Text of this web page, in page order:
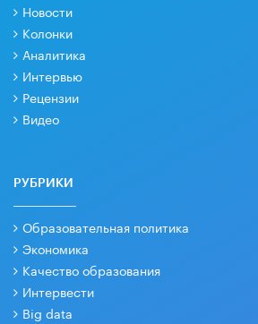
Новости
Колонки
Аналитика
Интервью
Рецензии
Видео
РУБРИКИ
Образовательная политика
Экономика
Качество образования
Интервести
Big data